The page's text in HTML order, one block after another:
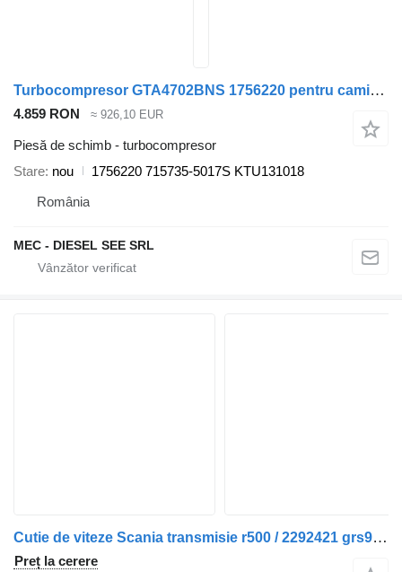
Turbocompresor GTA4702BNS 1756220 pentru camion Scania P500 R500
4.859 RON ≈ 926,10 EUR
Piesă de schimb - turbocompresor
Stare nou
1756220 715735-5017S KTU131018
România
MEC - DIESEL SEE SRL
Cutie de viteze Scania transmisie r500 / 2292421 grs905r manuală euro 5 1940784 pentru camion
Preț la cerere